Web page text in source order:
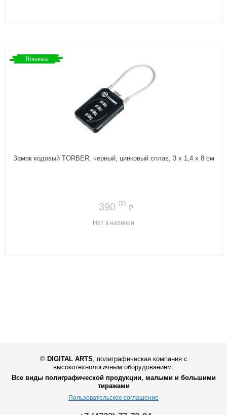
Новинка
Замок кодовый TORBER, черный, цинковый сплав, 3 x 1,4 x 8 см
390 00 ₽
Нет в наличии
© DIGITAL ARTS
полиграфическая компания с
высокотехнологичным оборудованием.
Все виды полиграфической продукции, малыми и большими
тиражами
Пользовательское соглашение